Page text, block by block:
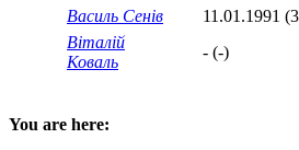
Василь Сенів
11.01.1991
Віталій
Коваль
- (-)
You are here: